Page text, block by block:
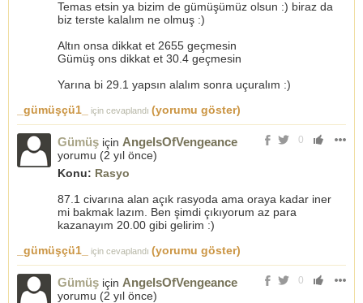
Temas etsin ya bizim de gümüşümüz olsun :) biraz da
biz terste kalalım ne olmuş :)
Altın onsa dikkat et 2655 geçmesin
Gümüş ons dikkat et 30.4 geçmesin
Yarına bi 29.1 yapsın alalım sonra uçuralım :)
_gümüşçü1_
için cevaplandı (yorumu göster)
0
Gümüş için AngelsOfVengeance
yorumu (2 yıl önce)
Konu: Rasyo
87.1 civarına alan açık rasyoda ama oraya kadar iner
mi bakmak lazım. Ben şimdi çıkıyorum az para
kazanayım 20.00 gibi gelirim :)
_gümüşçü1_
için cevaplandı (yorumu göster)
0
Gümüş için AngelsOfVengeance
yorumu (2 yıl önce)